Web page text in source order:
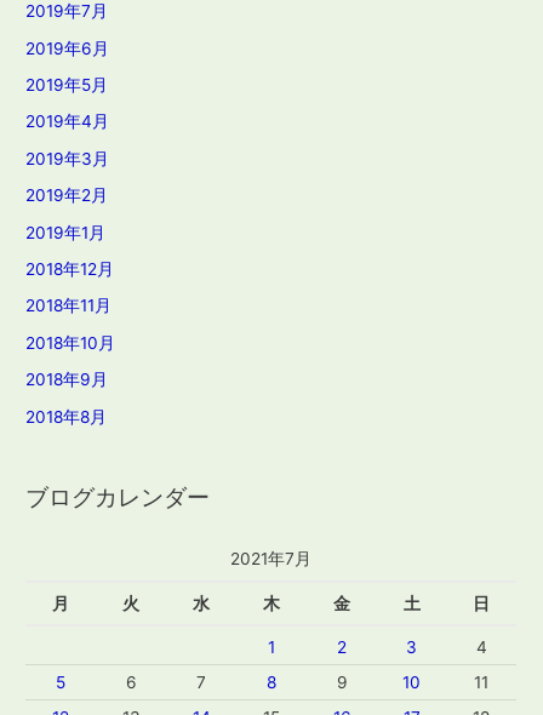
2019年7月
2019年6月
2019年5月
2019年4月
2019年3月
2019年2月
2019年1月
2018年12月
2018年11月
2018年10月
2018年9月
2018年8月
ブログカレンダー
2021年7月
月 火 水 木 金 土 日
1 2 3
4
5
6 7 8 9 10
11